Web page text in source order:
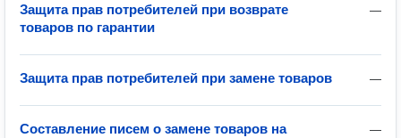
—
Защита прав потребителей при возврате
товаров по гарантии
—
Защита прав потребителей при замене товаров
—
Составление писем о замене товаров на